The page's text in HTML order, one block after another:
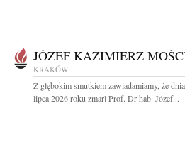
JÓZEF KAZIMIERZ
KRAKÓW
Z głębokim smutkiem zawiadamiamy, że
lipca 2026 roku zmarł Prof. Dr hab. Józef...